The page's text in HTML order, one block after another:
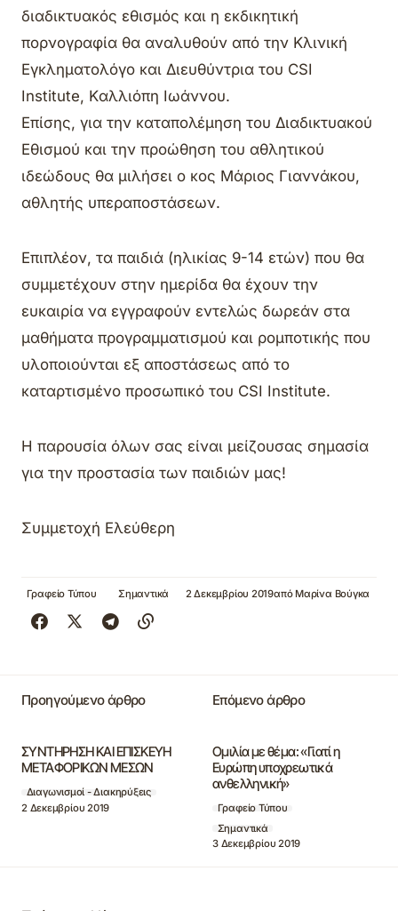
διαδικτυακός εθισμός και η εκδικητική
πορνογραφία θα αναλυθούν από την Κλινική
Εγκληματολόγο και Διευθύντρια του CSI
Institute, Kαλλιόπη Ιωάννου.
Επίσης, για την καταπολέμηση του Διαδικτυακού
Εθισμού και την προώθηση του αθλητικού
ιδεώδους θα μιλήσει ο κος Μάριος Γιαννάκου,
αθλητής υπεραποστάσεων.
Επιπλέον, τα παιδιά (ηλικίας 9-14 ετών) που θα
συμμετέχουν στην ημερίδα θα έχουν την
ευκαιρία να εγγραφούν εντελώς δωρεάν στα
μαθήματα προγραμματισμού και ρομποτικής που
υλοποιούνται εξ αποστάσεως από το
καταρτισμένο προσωπικό του CSI Institute.
Η παρουσία όλων σας είναι μείζουσας σημασία
για την προστασία των παιδιών μας!
Συμμετοχή Ελεύθερη
Γραφείο Τύπου Σημαντικά 2 Δεκεμβρίου 2019από Μαρίνα Βούγκα
Προηγούμενο άρθρο
ΣΥΝΤΗΡΗΣΗ ΚΑΙ ΕΠΙΣΚΕΥΗ
ΜΕΤΑΦΟΡΙΚΩΝ ΜΕΣΩΝ
Διαγωνισμοί - Διακηρύξεις
2 Δεκεμβρίου 2019
Επόμενο άρθρο
Ομιλία με θέμα: «Γιατί η
Ευρώπη υποχρεωτικά
ανθελληνική»
Γραφείο Τύπου
Σημαντικά
3 Δεκεμβρίου 2019